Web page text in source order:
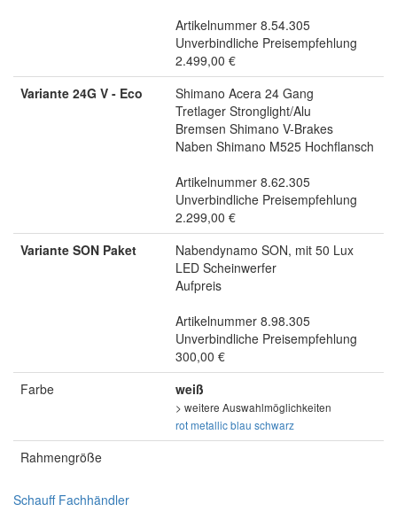
Artikelnummer 8.54.305
Unverbindliche Preisempfehlung
2.499,00 €
Variante 24G V - Eco
Shimano Acera 24 Gang
Tretlager Stronglight/Alu
Bremsen Shimano V-Brakes
Naben Shimano M525 Hochflansch
Artikelnummer 8.62.305
Unverbindliche Preisempfehlung
2.299,00 €
Variante SON Paket
Nabendynamo SON, mit 50 Lux
LED Scheinwerfer
Aufpreis
Artikelnummer 8.98.305
Unverbindliche Preisempfehlung
300,00 €
Farbe
weiß
> weitere Auswahlmöglichkeiten
rot metallicblau schwarz
Rahmengröße
Schauff Fachhändler